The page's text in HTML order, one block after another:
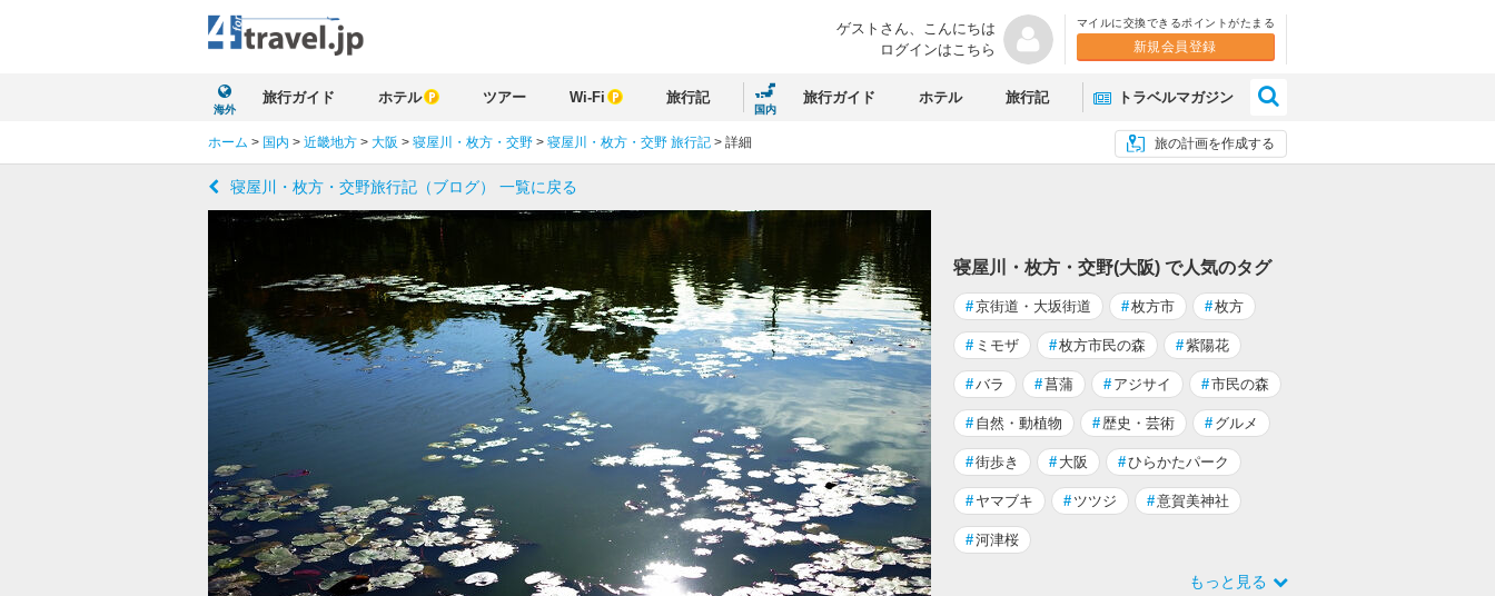
ゲストさん、 こんにちは
ログインはこちら
マイルに交換できるポイントがたまる
新規会員登録
海外
旅行ガイド ホテル ツアー Wi-Fi 旅行記
国内
旅行ガイド ホテル 旅行記 トラベルマガジン
旅の計画を作成する
ホーム > 国内 > 近畿地方 > 大阪 > 寝屋川・枚方・交野 > 寝屋川・枚方・交野 旅行記 > 詳細
寝屋川・枚方・交野旅行記（ブログ） 一覧に戻る
寝屋川・枚方・交野(大阪) で人気のタグ
#京街道・大坂街道 #枚方市 #枚方
# ミモザ #枚方市民の森 #紫陽花
#バラ #菖蒲 # アジサイ #市民の森
# 自然・動植物 # 歴史・芸術 # グルメ
#街歩き # 大阪 #ひらかたパーク
# ヤマブキ # ツツジ #意賀美神社
#河津桜
もっと見る